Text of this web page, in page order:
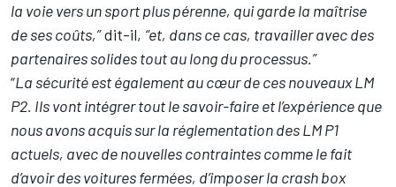
la voie vers un sport plus pérenne, qui garde la maîtrise
de ses coûts,”dit-il, “et, dans ce cas, travailler avec des
partenaires solides tout au long du processus.”
“La sécurité est également au cœur de ces nouveaux LM
P2. Ils vont intégrer tout le savoir-faire et l’expérience que
nous avons acquis sur la réglementation des LM P1
actuels, avec de nouvelles contraintes comme le fait
d’avoir des voitures fermées, d’imposer la crash box